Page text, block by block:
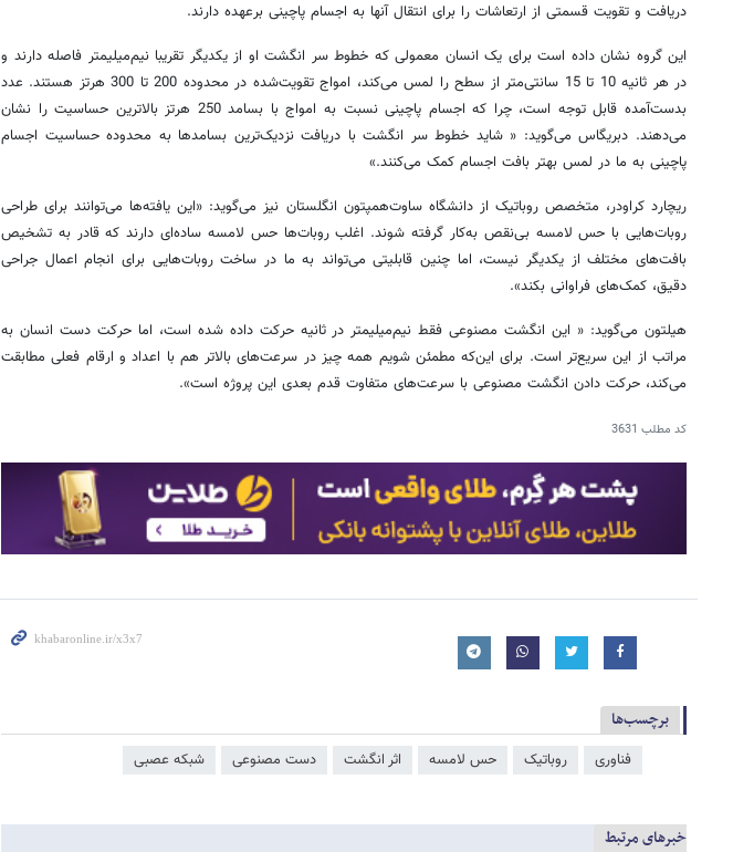
دریافت و تقویت قسمتی از ارتعاشات را برای انتقال آنها به اجسام پاچینی برعهده دارند.
این گروه نشان داده است برای یک انسان معمولی که خطوط سر انگشت او از یکدیگر تقریبا نیم‌میلیمتر فاصله دارند و
در هر ثانیه 10 تا 15 سانتی‌متر از سطح را لمس می‌کند، امواج تقویت‌شده در محدوده 200 تا 300 هرتز هستند. عدد
بدست‌آمده قابل توجه است، چرا که اجسام پاچینی نسبت به امواج با بسامد 250 هرتز بالاترین حساسیت را نشان
می‌دهند. دبریگاس می‌گوید: « شاید خطوط سر انگشت با دریافت نزدیک‌ترین بسامد‌ها به محدوده حساسیت اجسام
پاچینی به ما در لمس بهتر بافت اجسام کمک می‌کنند.»
ریچارد کراودر، متخصص روباتیک از دانشگاه ساوت‌همپتون انگلستان نیز می‌گوید: «این یافته‌ها می‌توانند برای طراحی
روبات‌هایی با حس لامسه بی‌نقص به‌کار گرفته شوند. اغلب روبات‌ها حس لامسه ساده‌ای دارند که قادر به تشخیص
بافت‌های مختلف از یکدیگر نیست، اما چنین قابلیتی می‌تواند به ما در ساخت روبات‌هایی برای انجام اعمال جراحی
دقیق، کمک‌های فراوانی بکند».
هیلتون می‌گوید: « این انگشت مصنوعی فقط نیم‌میلیمتر در ثانیه حرکت داده شده است، اما حرکت دست انسان به
مراتب از این سریع‌تر است. برای این‌که مطمئن شویم همه چیز در سرعت‌های بالاتر هم با اعداد و ارقام فعلی مطابقت
می‌کند، حرکت دادن انگشت مصنوعی با سرعت‌های متفاوت قدم بعدی این پروژه است».
کد مطلب 3631
برچسب‌ها
فناوری روباتیک حس لامسه اثر انگشت دست مصنوعی شبکه عصبی
خبرهای مرتبط